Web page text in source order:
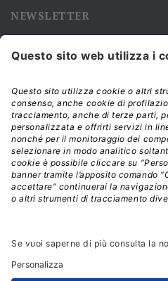
NEWSLETTER
promozioni!
Modalità di acquisto e
Diritto di
Privacy
Termini e
© 2026 - La Tribuna S.r.l. |